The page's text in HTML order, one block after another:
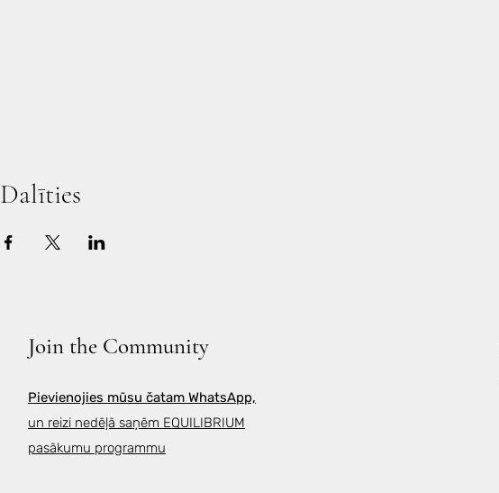
Dalīties
Join the Community
Pievienojies mūsu čatam WhatsApp,
un reizi nedēļā saņēm EQUILIBRIUM
pasākumu programmu